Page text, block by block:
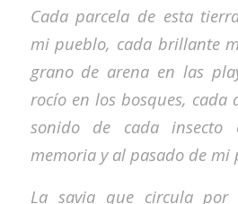
Cada parcela de esta
mi pueblo, cada brillante
grano de arena en las
rocío en los bosques, cada
sonido de cada
memoria y al pasado de mi
La savia que circula por